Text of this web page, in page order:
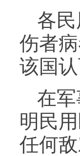
各
伤者
该国认
在
明民
任何